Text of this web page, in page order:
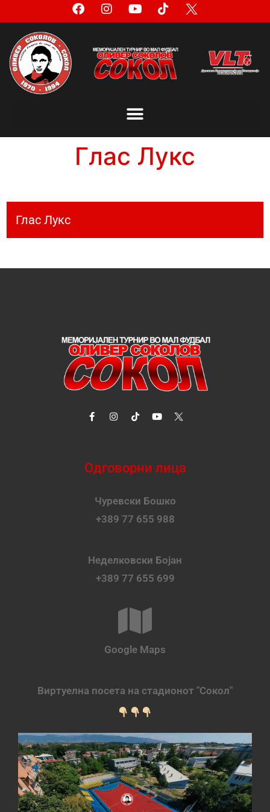
Глас Лукс
Глас Лукс
Одговорни лица
Чуревски Бошко
+389 77 655 988
Неделковски Бојан
+389 77 655 699
Google Maps
Виртуелна посета на стадионот "Сокол"